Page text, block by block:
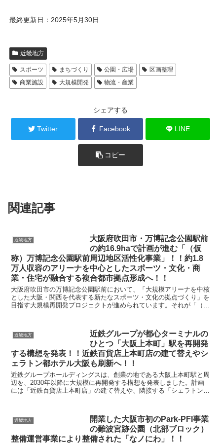
最終更新日：2025年5月30日
近畿地方
スポーツ まちづくり 公園・広場
区画整理
商業施設
大規模開発 物流・産業
シェアする
Twitter Facebook LINE
コピー
関連記事
近畿地方
大阪府吹田市・万博記念公園駅前
の約16.9haで計画が進む「（仮
称）万博記念公園駅前周辺地区活性化事業」！！約1.8
万人収容のアリーナを中心としたスポーツ・文化・商
業・住宅が融合する複合都市拠点形成へ！！
大阪府吹田市の万博記念公園駅前において、「大規模アリーナを中核
とした大阪・関西を代表する新たなスポーツ・文化の拠点づくり」を
目指す大規模再開発プロジェクトが進められています。それが「（仮
近畿地方
近鉄グループが都心ターミナルの
ひとつ「大阪上本町」駅を再開発
する構想を発表！！近鉄百貨店上本町店の建て替えやシ
ェラトン都ホテル大阪も刷新へ！！
近鉄グループホールディングスは、創業の地である大阪上本町駅と周
辺を、2030年以降に大規模に再開発する構想を発表しました。計画
には「近鉄百貨店上本町店」の建て替えや、隣接する「シェラトン都
近畿地方
開業した大阪市初のPark-PFI事業
の難波宮跡公園（北部ブロック）
整備運営事業により整備された「なノにわ」！！